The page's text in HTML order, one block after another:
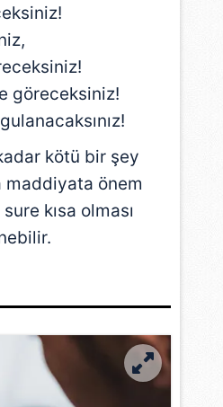
göreceksiniz!
kötü bir şey
maddiyata önem
kısa olması